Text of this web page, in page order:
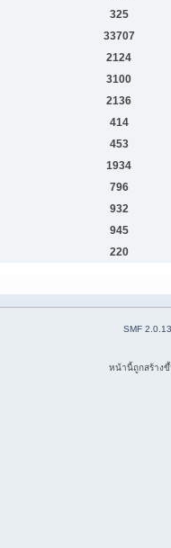
325
33707
2124
3100
2136
414
453
1934
796
932
945
220
SMF 2.0.13
หน้านี้ถูกสร้าง